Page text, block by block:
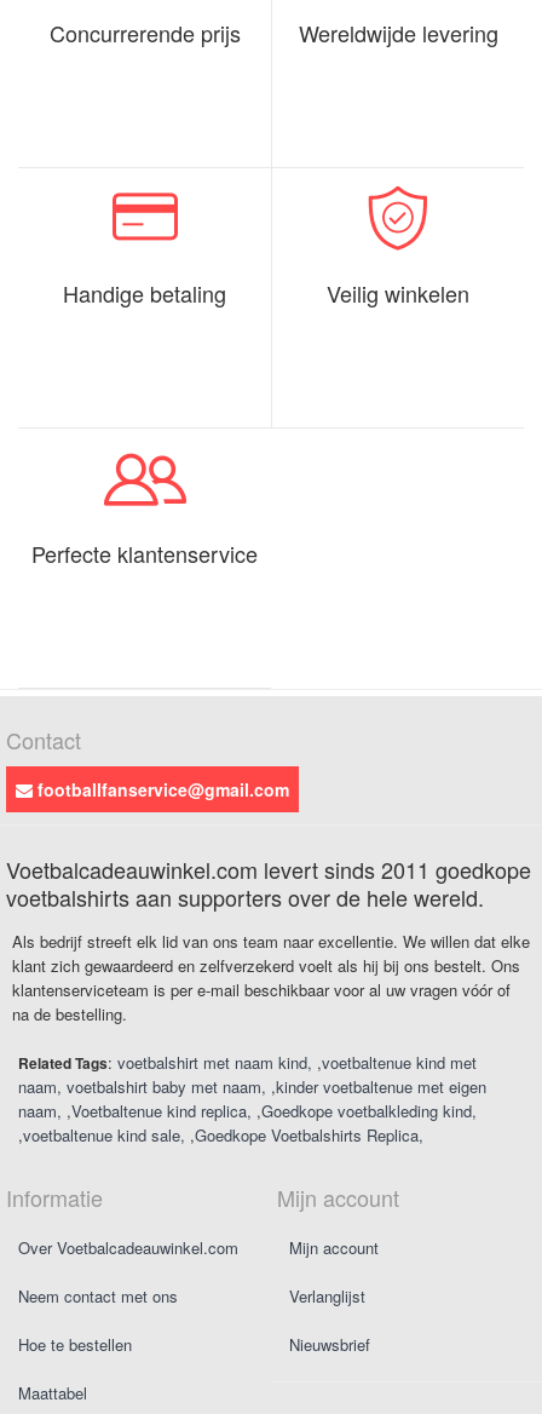
Concurrerende prijs Wereldwijde levering
Handige betaling Veilig winkelen
Perfecte klantenservice
Contact
footballfanservice@gmail.com
Voetbalcadeauwinkel.com levert sinds 2011 goedkope
voetbalshirts aan supporters over de hele wereld.
Als bedrijf streeft elk lid van ons team naar excellentie. We willen dat elke
klant zich gewaardeerd en zelfverzekerd voelt als hij bij ons bestelt. Ons
klantenserviceteam is per e-mail beschikbaar voor al uw vragen vóór of
na de bestelling.
Related Tags: voetbalshirt met naam kind ,voetbaltenue kind met
naam voetbalshirt baby met naam ,kinder voetbaltenue met eigen
naam ,Voetbaltenue kind replica ,Goedkope voetbalkleding kind
,voetbaltenue kind sale ,Goedkope Voetbalshirts Replica
Informatie
Over Voetbalcadeauwinkel.com
Neem contact met ons
Hoe te bestellen
Maattabel
Mijn account
Mijn account
Verlanglijst
Nieuwsbrief